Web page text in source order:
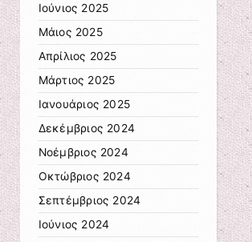
Ιούνιος 2025
Μάιος 2025
Απρίλιος 2025
Μάρτιος 2025
Ιανουάριος 2025
Δεκέμβριος 2024
Νοέμβριος 2024
Οκτώβριος 2024
Σεπτέμβριος 2024
Ιούνιος 2024